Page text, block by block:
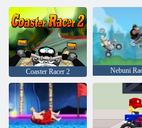
Coaster Racer 2 Nebuni